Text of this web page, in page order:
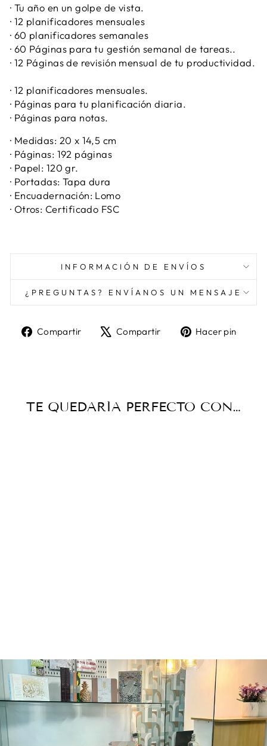
· Tu año en un golpe de vista.
· 12 planificadores mensuales
· 60 planificadores semanales
· 60 Páginas para tu gestión semanal de tareas..
· 12 Páginas de revisión mensual de tu productividad.
· 12 planificadores mensuales.
· Páginas para tu planificación diaria.
· Páginas para notas.
· Medidas: 20 x 14,5 cm
· Páginas: 192 páginas
· Papel: 120 gr.
· Portadas: Tapa dura
· Encuadernación: Lomo
· Otros: Certificado FSC
INFORMACIÓN DE ENVÍOS
¿PREGUNTAS? ENVÍANOS UN MENSAJE
Compartir
CompartirCompartir
TuitearHacer pin
TE QUEDARÍA PERFECTO CON…